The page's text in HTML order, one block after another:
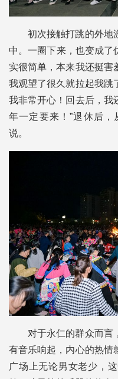
初次接触打跳的外地
中。一圈下来，也变成了
实很简单，本来我还挺害
我观望了很久就拉起我跳
我非常开心！回去后，我
年一定要来！”退休后
说。
对于永仁的群众而言
有音乐响起，内心的热情
广场上无论男女老少，